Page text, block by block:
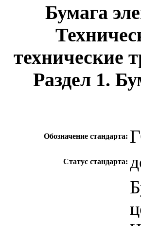
Бумага
технические
Раздел 1.
Обозначение стандарта:
Статус стандарта: